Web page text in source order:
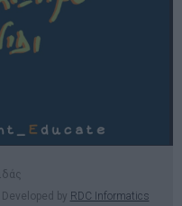
by RDC Informatics